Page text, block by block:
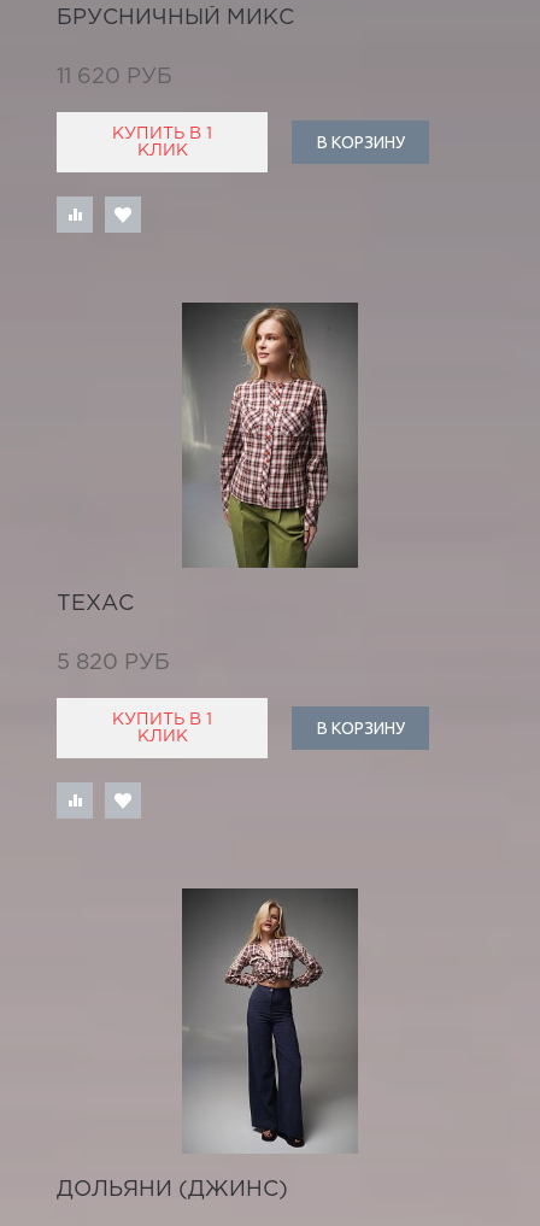
БРУСНИЧНЫЙ МИКС
11 620 РУБ
КУПИТЬ В 1
КЛИК
В КОРЗИНУ
ТЕХАС
5 820 РУБ
КУПИТЬ В 1
КЛИК
В КОРЗИНУ
ДОЛЬЯНИ (ДЖИНС)